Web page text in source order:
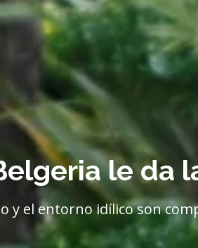
le da
y el entorno idílico son